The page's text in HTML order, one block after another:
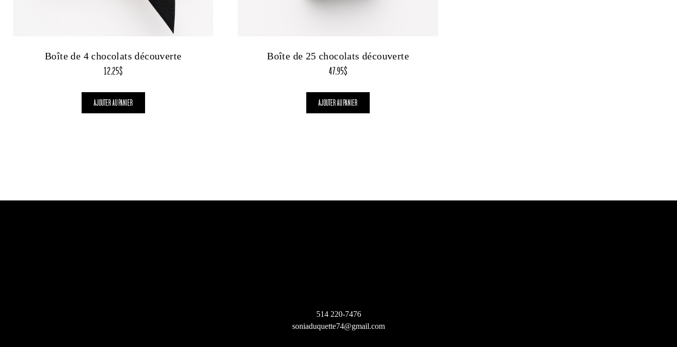
Boîte de 4 chocolats découverte
12.25$
AJOUTER AU PANIER
Boîte de 25 chocolats découverte
47.95$
AJOUTER AU PANIER
514 220-7476
soniaduquette74@gmail.com